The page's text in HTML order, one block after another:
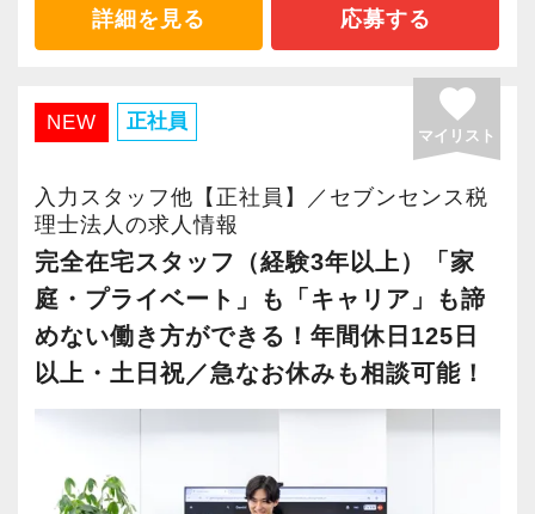
・経験値が自然と積み上がる環境
・有給取得率90％以上
・繁忙期も月30～40h程度
・男性の育休取得率100％
・テレワーク導入済み
・全席デュアルモニタ完備
＜幅広い経験・成長環境＞
・9割が紹介の安定基盤
・個人～大企業まで幅広く経験可能
詳細を見る 応募する
NEW 正社員 favorite
マイリスト
入力スタッフ他【正社員】／セブンセンス税
理士法人の求人情報
完全在宅スタッフ（経験3年以上）「家
庭・プライベート」も「キャリア」も諦
めない働き方ができる！年間休日125日
以上・土日祝／急なお休みも相談可能！